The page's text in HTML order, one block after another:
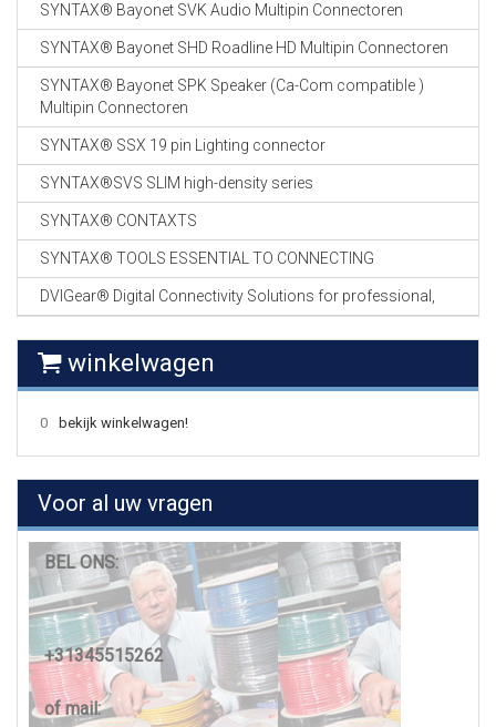
SYNTAX® Bayonet SVK Audio Multipin Connectoren
SYNTAX® Bayonet SHD Roadline HD Multipin Connectoren
SYNTAX® Bayonet SPK Speaker (Ca-Com compatible )
Multipin Connectoren
SYNTAX® SSX 19 pin Lighting connector
SYNTAX®SVS SLIM high-density series
SYNTAX® CONTAXTS
SYNTAX® TOOLS ESSENTIAL TO CONNECTING
DVIGear® Digital Connectivity Solutions for professional,
winkelwagen
0 bekijk winkelwagen!
Voor al uw vragen
BEL ONS:
+31345515262
of mail: